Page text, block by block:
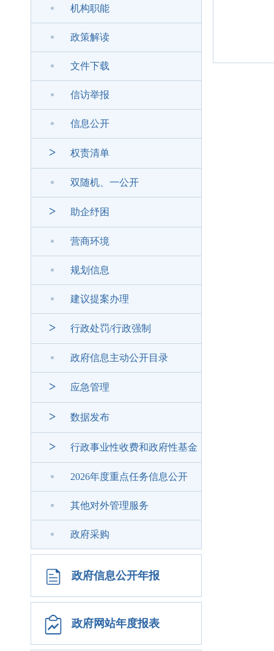
机构职能
政策解读
文件下载
信访举报
信息公开
> 权责清单
双随机、一公开
> 助企纾困
营商环境
规划信息
建议提案办理
> 行政处罚/行政强制
政府信息主动公开目录
> 应急管理
> 数据发布
> 行政事业性收费和政府性基金
2026年度重点任务信息公开
其他对外管理服务
政府采购
政府信息公开年报
政府网站年度报表